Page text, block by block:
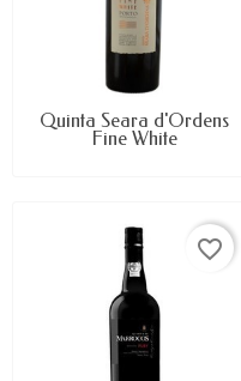
Quinta Seara d'Ordens
Fine White
favorite_border